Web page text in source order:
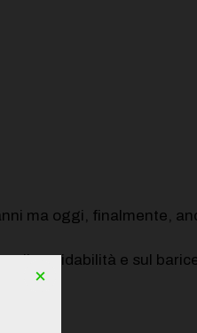
ma oggi, finalmente,
guidabilità e sul
×